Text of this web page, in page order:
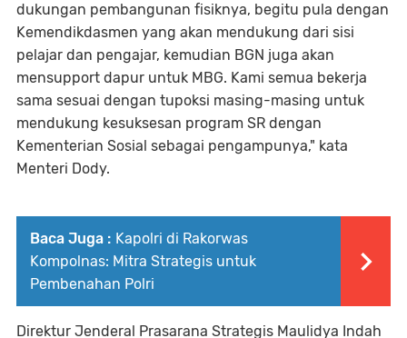
dukungan pembangunan fisiknya, begitu pula dengan
Kemendikdasmen yang akan mendukung dari sisi
pelajar dan pengajar, kemudian BGN juga akan
mensupport dapur untuk MBG. Kami semua bekerja
sama sesuai dengan tupoksi masing-masing untuk
mendukung kesuksesan program SR dengan
Kementerian Sosial sebagai pengampunya," kata
Menteri Dody.
Baca Juga : Kapolri di Rakorwas
Kompolnas: Mitra Strategis untuk
Pembenahan Polri
Direktur Jenderal Prasarana Strategis Maulidya Indah